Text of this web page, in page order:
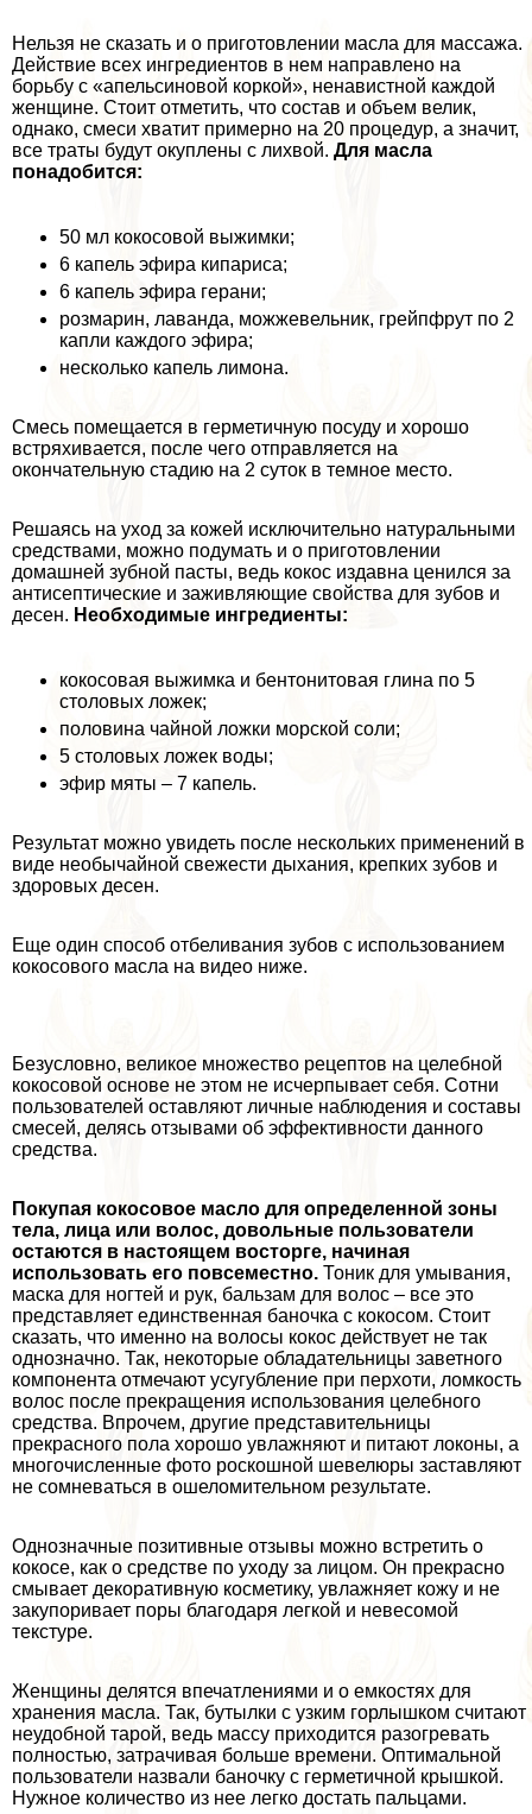
Нельзя не сказать и о приготовлении масла для массажа.
Действие всех ингредиентов в нем направлено на
борьбу с «апельсиновой коркой», ненавистной каждой
женщине. Стоит отметить, что состав и объем велик,
однако, смеси хватит примерно на 20 процедур, а значит,
все траты будут окуплены с лихвой. Для масла
понадобится:
50 мл кокосовой выжимки;
6 капель эфира кипариса;
6 капель эфира герани;
розмарин, лаванда, можжевельник, грейпфрут по 2
капли каждого эфира;
несколько капель лимона.
Смесь помещается в герметичную посуду и хорошо
встряхивается, после чего отправляется на
окончательную стадию на 2 суток в темное место.
Решаясь на уход за кожей исключительно натуральными
средствами, можно подумать и о приготовлении
домашней зубной пасты, ведь кокос издавна ценился за
антисептические и заживляющие свойства для зубов и
десен. Необходимые ингредиенты:
кокосовая выжимка и бентонитовая глина по 5
столовых ложек;
половина чайной ложки морской соли;
5 столовых ложек воды;
эфир мяты – 7 капель.
Результат можно увидеть после нескольких применений в
виде необычайной свежести дыхания, крепких зубов и
здоровых десен.
Еще один способ отбеливания зубов с использованием
кокосового масла на видео ниже.
Безусловно, великое множество рецептов на целебной
кокосовой основе не этом не исчерпывает себя. Сотни
пользователей оставляют личные наблюдения и составы
смесей, делясь отзывами об эффективности данного
средства.
Покупая кокосовое масло для определенной зоны
тела, лица или волос, довольные пользователи
остаются в настоящем восторге, начиная
использовать его повсеместно. Тоник для умывания,
маска для ногтей и рук, бальзам для волос – все это
представляет единственная баночка с кокосом. Стоит
сказать, что именно на волосы кокос действует не так
однозначно. Так, некоторые обладательницы заветного
компонента отмечают усугубление при перхоти, ломкость
волос после прекращения использования целебного
средства. Впрочем, другие представительницы
прекрасного пола хорошо увлажняют и питают локоны, а
многочисленные фото роскошной шевелюры заставляют
не сомневаться в ошеломительном результате.
Однозначные позитивные отзывы можно встретить о
кокосе, как о средстве по уходу за лицом. Он прекрасно
смывает декоративную косметику, увлажняет кожу и не
закупоривает поры благодаря легкой и невесомой
текстуре.
Женщины делятся впечатлениями и о емкостях для
хранения масла. Так, бутылки с узким горлышком считают
неудобной тарой, ведь массу приходится разогревать
полностью, затрачивая больше времени. Оптимальной
пользователи назвали баночку с герметичной крышкой.
Нужное количество из нее легко достать пальцами.